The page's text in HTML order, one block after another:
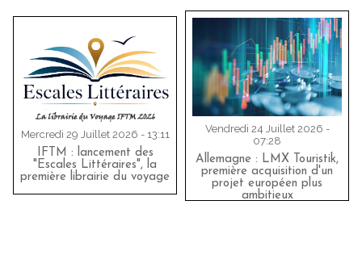
Mercredi 29 Juillet 2026 - 13:11
IFTM : lancement des
"Escales Littéraires", la
première librairie du voyage
Vendredi 24 Juillet 2026 -
07:28
Allemagne : LMX Touristik,
première acquisition d'un
projet européen plus
ambitieux